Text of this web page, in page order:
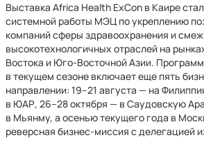
Выставка Africa Health ExCon в Каире
системной работы МЭЦ по укреплению
компаний сферы здравоохранения и
высокотехнологичных отраслей на
Востока и Юго-Восточной Азии.
в текущем сезоне включает еще пять
направлении: 19–21 августа — на
в ЮАР, 26–28 октября — в Саудовскую
в Мьянму, а осенью текущего года в
реверсная бизнес-миссия с делегацией